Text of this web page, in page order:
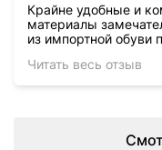
Крайне удобные и
материалы
из импортной обуви
премиум, который
каждый день.
Читать весь отзыв